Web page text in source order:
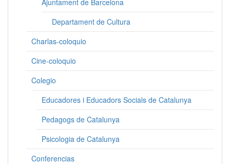
Ajuntament de Barcelona
Departament de Cultura
Charlas-coloquio
Cine-coloquio
Colegio
Educadores i Educadors Socials de Catalunya
Pedagogs de Catalunya
Psicologia de Catalunya
Conferencias